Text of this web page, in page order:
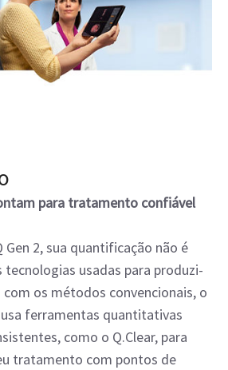
para tratamento confiável
Gen 2, sua quantificação não é
usadas para produzi-
com os métodos convencionais, o
usa ferramentas quantitativas
como o Q.Clear, para
tratamento com pontos de